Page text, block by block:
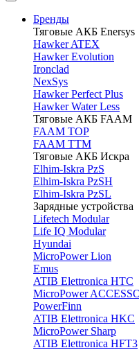
Бренды
Тяговые АКБ Enersys
Hawker ATEX
Hawker Evolution
Ironclad
NexSys
Hawker Perfect Plus
Hawker Water Less
Тяговые АКБ FAAM
FAAM TOP
FAAM TTM
Тяговые АКБ Искра
Elhim-Iskra PzS
Elhim-Iskra PzSH
Elhim-Iskra PzSL
Зарядные устройства
Lifetech Modular
Life IQ Modular
Hyundai
MicroPower Lion
Emus
ATIB Elettronica HTC
MicroPower
PowerFinn
ATIB Elettronica HKC
MicroPower Sharp
ATIB Elettronica HFT3